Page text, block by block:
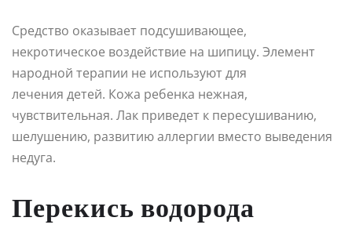
Средство оказывает подсушивающее,
некротическое воздействие на шипицу. Элемент
народной терапии не используют для
лечения детей. Кожа ребенка нежная,
чувствительная. Лак приведет к пересушиванию,
шелушению, развитию аллергии вместо выведения
недуга.
Перекись водорода